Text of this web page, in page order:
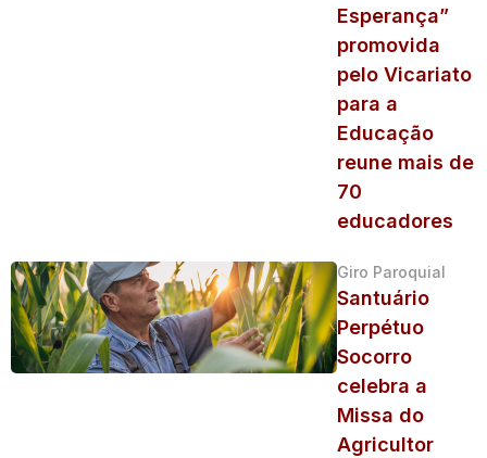
Esperança”
promovida
pelo Vicariato
para a
Educação
reune mais de
70
educadores
Giro Paroquial
Santuário
Perpétuo
Socorro
celebra a
Missa do
Agricultor